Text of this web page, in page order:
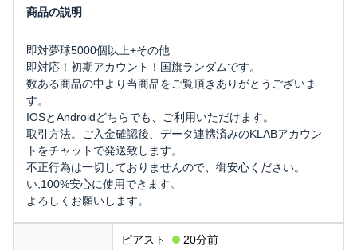
即対夢球5000個以上+その他
即対応！初期アカウント！国旗ランダムです。
数ある商品の中より当商品をご覧頂きありがとうございま
す。
IOSとAndroidどちらでも、ご利用いただけます。
取引方法。ご入金確認後、データ連携済みのKLABアカウン
トをチャットで発送致します。
不正行為は一切しておりませんので、御安心ください。
い,100%安心に使用できます。
よろしくお願いします。
ピアスト
20分前